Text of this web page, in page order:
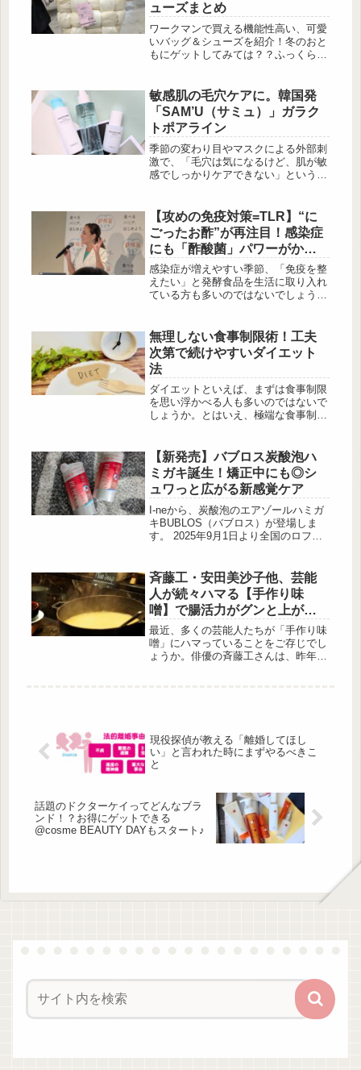
ューズまとめ
ワークマンで買える機能性高い、可愛
いバッグ＆シューズを紹介！冬のおと
もにゲットしてみては？？ふっくら立
るのは、撥水加工付きで頼れるふっく
らキルティングシリーズ。軽やかであ
りながらも立体的なデザインが印象的
で、デイリーから旅行、アウトドアま
で幅広く活躍してくれる優秀バッグが
揃いました。こちらの大胆な編み込み
デザインが目を引くリペアテック中
綿...
敏感肌の毛穴ケアに。韓国発
「SAM’U（サミュ）」ガラク
トポアライン
季節の変わり目やマスクによる外部刺
激で、「毛穴は気になるけど、肌が敏
感でしっかりケアできない」という悩
キンケアブランドSAM’U（サミュ）の
[…]
【攻めの免疫対策=TLR】“に
ごったお酢”が再注目！感染症
にも「酢酸菌」パワーがかな
り凄い！
感染症が増えやすい季節、「免疫を整
えたい」と発酵食品を生活に取り入れ
ている方も多いのではないでしょう
働きと、腸活だけでは終わらない“冬
の免疫サポート”につながるヒントを
聞いてきました。どうして発酵は免疫
と関係があるの？ 出典:beautyまとめ
イシハラクリニック副院長の石原先生
は、新しい免疫対策としてTLRを紹
介。TLRは、体の中で菌やウイルスを
察知する“免疫スイ...
無理しない食事制限術！工夫
次第で続けやすいダイエット
法
ダイエットといえば、まずは食事制限
を思い浮かべる人も多いのではないで
しょうか。とはいえ、極端な食事制限
「工夫して楽しむ」ことです。正しい
方法を知り、自分に合ったやり方を見
つければ、無理なく健康的に理想の体
型を目指せます。この記事では、食事
制限をストレスなく続けるための工夫
やポイントについて、あんしん漢方薬
剤師の山形ゆかりさんに教えていただ
【新発売】バブロス炭酸泡ハ
ミガキ誕生！矯正中にも◎シ
ュワっと広がる新感覚ケア
I-neから、炭酸泡のエアゾールハミガ
キBUBLOS（バブロス）が登場しま
す。 2025年9月1日より全国のロフト
届く新感覚のオーラルケアで、毎日の
歯磨きをもっと快適にしてくれます。
BUBLOS（バブロス）炭酸泡ハミガキ
出典:beautyまとめ 炭酸泡がすみず
みまで行きわたる 泡で出てくるエア
ゾールタイプのハミガキ。高濃度（1
万ppm以上）の炭酸泡が、歯間や歯周
ポケットまで行きわたり、ブラッシン
斉藤工・安田美沙子他、芸能
人が続々ハマる【手作り味
噌】で腸活力がグンと上がる
理由
最近、多くの芸能人たちが「手作り味
噌」にハマっていることをご存じでし
ょうか。俳優の斉藤工さんは、昨年
題の財前直見さんは、自身が出演する
「なおみ農園」（BS日テレ 毎週木曜
22:00～放送)で味噌づくりに挑戦。同
じく俳優の矢沢心さんやタレントの安
ワークにしているとい...
現役探偵が教える「離婚してほし
い」と言われた時にまずやるべきこ
と
話題のドクターケイってどんなブラ
ンド！？お得にゲットできる
@cosme BEAUTY DAYもスタート♪